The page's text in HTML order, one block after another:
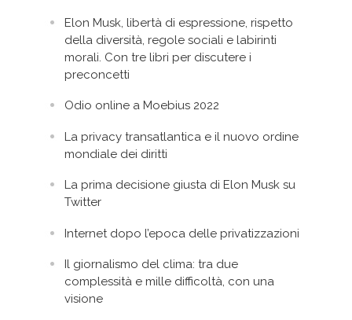
Elon Musk, libertà di espressione, rispetto
della diversità, regole sociali e labirinti
morali. Con tre libri per discutere i
preconcetti
Odio online a Moebius 2022
La privacy transatlantica e il nuovo ordine
mondiale dei diritti
La prima decisione giusta di Elon Musk su
Twitter
Internet dopo l’epoca delle privatizzazioni
Il giornalismo del clima: tra due
complessità e mille difficoltà, con una
visione